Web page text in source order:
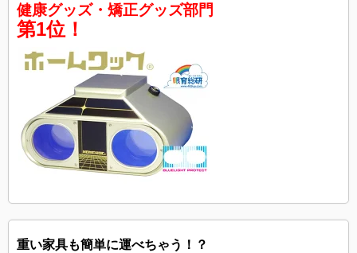
健康グッズ・矯正グッズ部門
第1位！
重い家具も簡単に運べちゃう！？